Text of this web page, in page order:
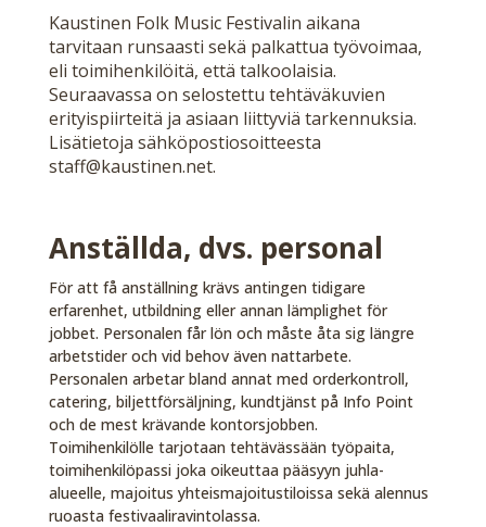
Kaustinen Folk Music Festivalin aikana
tarvitaan runsaasti sekä palkattua työvoimaa,
eli toimihenkilöitä, että talkoolaisia.
Seuraavassa on selostettu tehtäväkuvien
erityispiirteitä ja asiaan liittyviä tarkennuksia.
Lisätietoja sähköpostiosoitteesta
staff@kaustinen.net.
Anställda, dvs. personal
För att få anställning krävs antingen tidigare
erfarenhet, utbildning eller annan lämplighet för
jobbet. Personalen får lön och måste åta sig längre
arbetstider och vid behov även nattarbete.
Personalen arbetar bland annat med orderkontroll,
catering, biljettförsäljning, kundtjänst på Info Point
och de mest krävande kontorsjobben.
Toimihenkilölle tarjotaan tehtävässään työpaita,
toimihenkilöpassi joka oikeuttaa pääsyyn juhla-
alueelle, majoitus yhteismajoitustiloissa sekä alennus
ruoasta festivaaliravintolassa.